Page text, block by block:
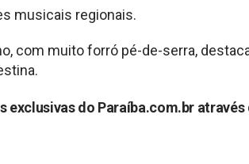
musicais regionais.
com muito forró pé-de-serra,
exclusivas do Paraíba.com.br através